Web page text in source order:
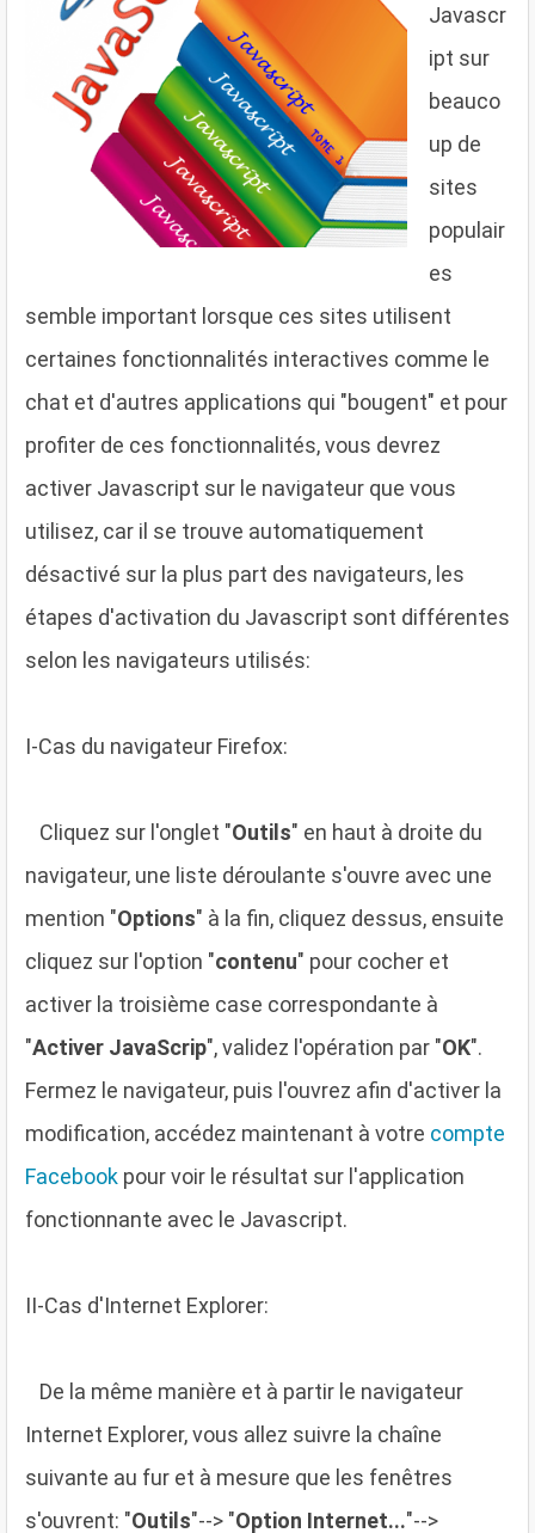
Javascr
ipt sur
beauco
up de
sites
populair
es
semble important lorsque ces sites utilisent
certaines fonctionnalités interactives comme le
chat et d'autres applications qui "bougent" et pour
profiter de ces fonctionnalités, vous devrez
activer Javascript sur le navigateur que vous
utilisez, car il se trouve automatiquement
désactivé sur la plus part des navigateurs, les
étapes d'activation du Javascript sont différentes
selon les navigateurs utilisés:
I-Cas du navigateur Firefox:
C liquez sur l'onglet "Outils" en haut à droite du
navigateur, une liste déroulante s'ouvre avec une
mention "Options" à la fin, cliquez dessus, ensuite
cliquez sur l'option "contenu" pour cocher et
activer la troisième case correspondante à
"Activer JavaScrip", validez l'opération par "OK".
Fermez le navigateur, puis l'ouvrez afin d'activer la
modification, accédez maintenant à votre compte
Facebook pour voir le résultat sur l'application
fonctionnante avec le Javascript.
II-Cas d'Internet Explorer:
De la même manière et à partir le navigateur
Internet Explorer, vous allez suivre la chaîne
suivante au fur et à mesure que les fenêtres
s'ouvrent: "Outils"--> "Option Internet..."-->